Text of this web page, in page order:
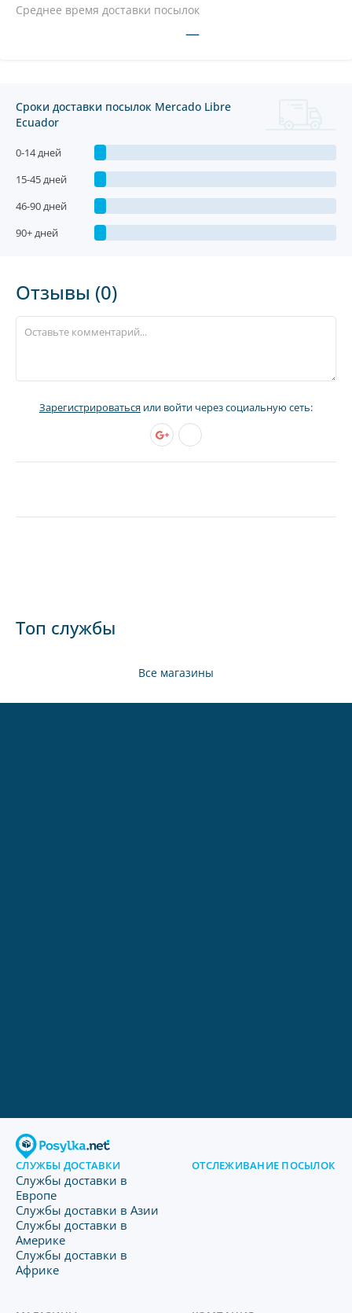
Среднее время доставки посылок
—
Сроки доставки посылок Mercado Libre
Ecuador
0-14 дней
15-45 дней
46-90 дней
90+ дней
Отзывы (0)
Зарегистрироваться или войти через социальную сеть:
Топ службы
Все магазины
СЛУЖБЫ ДОСТАВКИ
Службы доставки в
Европе
Службы доставки в Азии
Службы доставки в
Америке
Службы доставки в
Африке
ОТСЛЕЖИВАНИЕ ПОСЫЛОК